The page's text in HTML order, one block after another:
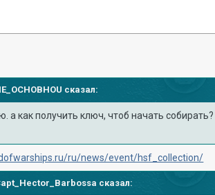
сказал:
а как получить ключ, чтоб начать собирать?
ru/news/event/hsf_collection/
сказал: